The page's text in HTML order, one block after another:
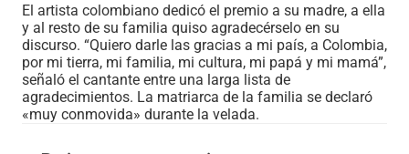
El artista colombiano dedicó el premio a su madre, a ella
y al resto de su familia quiso agradecérselo en su
discurso. “Quiero darle las gracias a mi país, a Colombia,
por mi tierra, mi familia, mi cultura, mi papá y mi mamá”,
señaló el cantante entre una larga lista de
agradecimientos. La matriarca de la familia se declaró
«muy conmovida» durante la velada.